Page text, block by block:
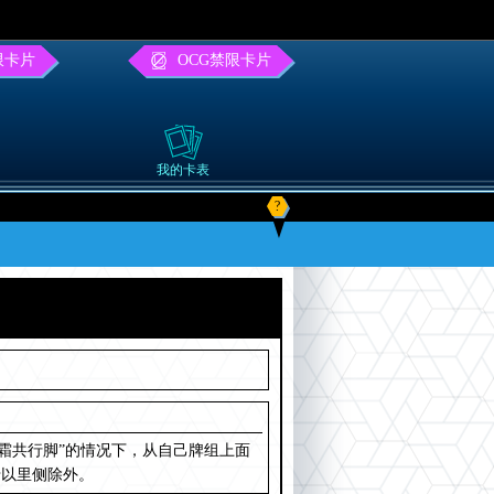
卡片 OCG禁限卡片
我的卡表
?
共行脚”的情况下，从自己牌组上面
里侧除外。